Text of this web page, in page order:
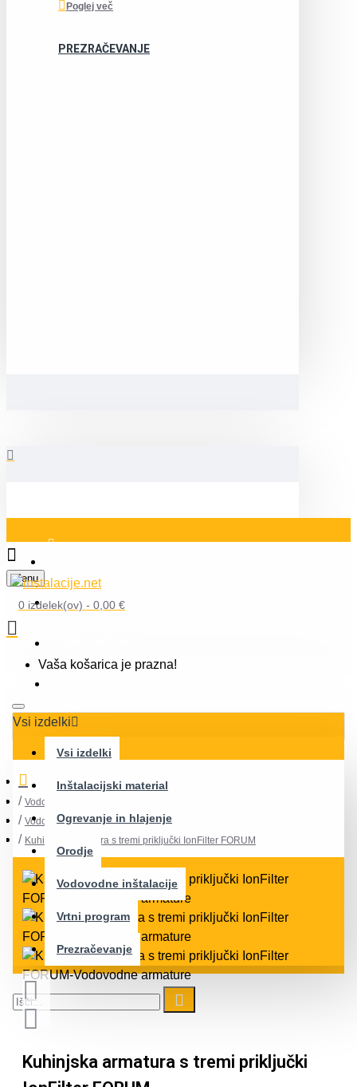
Poglej več
PREZRAČEVANJE
Blog
Menu
0 izdelek(ov) - 0,00 €
Vaša košarica je prazna!
Vsi izdelki
Vsi izdelki
Inštalacijski material
Ogrevanje in hlajenje
Orodje
Vodovodne inštalacije
Vrtni program
Prezračevanje
Vodovodne inštalacije
Vodovodne armature
Kuhinjska armatura s tremi priključki IonFilter FORUM
Kuhinjska armatura s tremi priključki